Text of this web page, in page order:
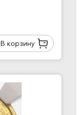
В корзину